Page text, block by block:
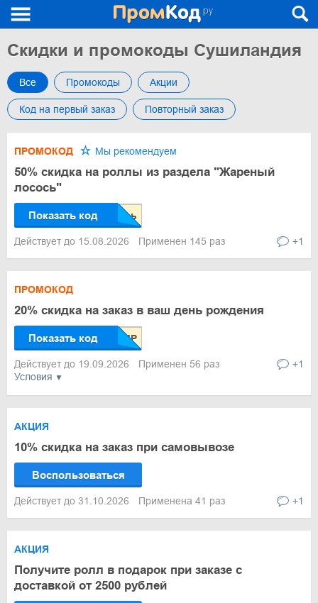
Скидки и промокоды Сушиландия
Все Промокоды Акции
Код на первый заказ Повторный заказ
ПРОМОКОД Мы рекомендуем
50% скидка на роллы из раздела "Жареный
лосось"
Показать код
Действует до 15.08.2026 Применен 145 раз +1
Условия
ПРОМОКОД
20% скидка на заказ в ваш день рождения
Показать код
Действует до 19.09.2026 Применен 56 раз +1
АКЦИЯ
10% скидка на заказ при самовывозе
Воспользоваться
Действует до 31.10.2026 Применена 41 раз +1
АКЦИЯ
Получите ролл в подарок при заказе с
доставкой от 2500 рублей